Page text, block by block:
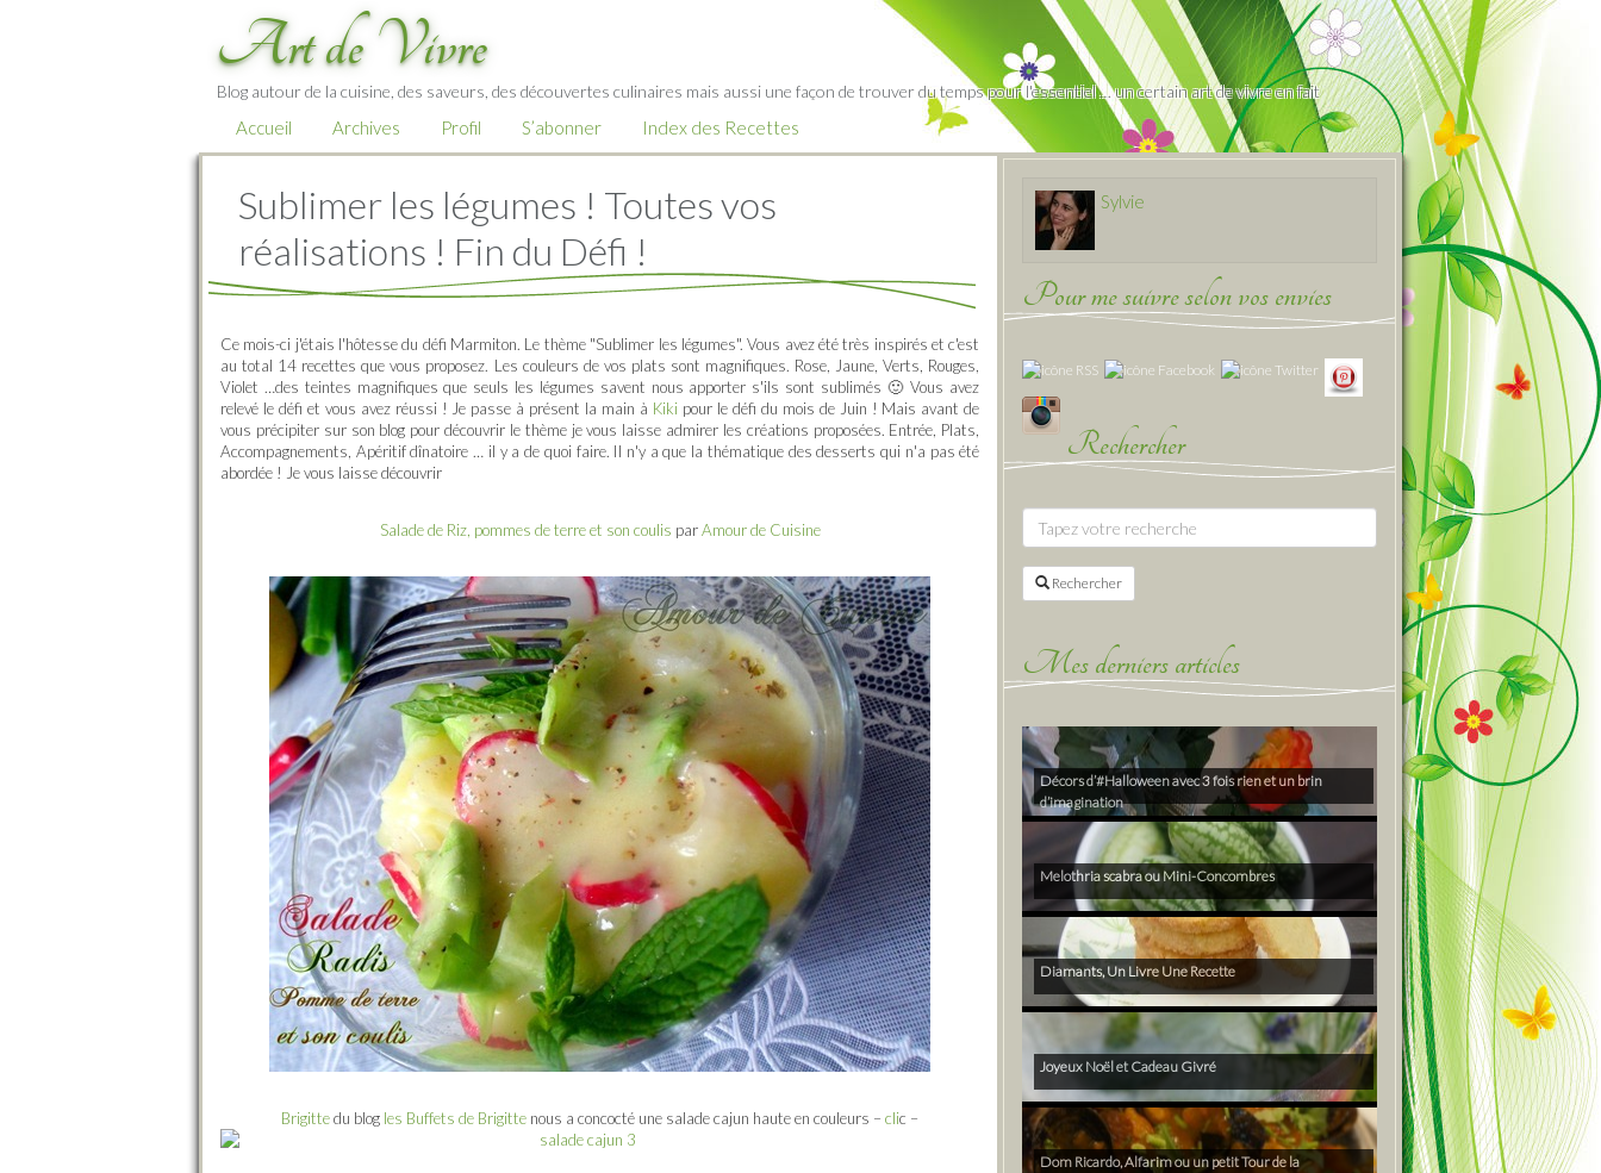
Art de Vivre
Blog autour de la cuisine, des saveurs, des découvertes culinaires mais aussi une façon de trouver du temps pour l'essentiel … un certain art de vivre en fait
Accueil Archives Profil S’abonner Index des Recettes
Sublimer les légumes ! Toutes vos
réalisations ! Fin du Défi !
Ce mois-ci j'étais l'hôtesse du défi Marmiton. Le thème "Sublimer les légumes". Vous avez été très inspirés et c'est
au total 14 recettes que vous proposez. Les couleurs de vos plats sont magnifiques. Rose, Jaune, Verts, Rouges,
Violet …des teintes magnifiques que seuls les légumes savent nous apporter s'ils sont sublimés 🙂 Vous avez
relevé le défi et vous avez réussi ! Je passe à présent la main à Kiki pour le défi du mois de Juin ! Mais avant de
vous précipiter sur son blog pour découvrir le thème je vous laisse admirer les créations proposées. Entrée, Plats,
Accompagnements, Apéritif dînatoire … il y a de quoi faire. Il n'y a que la thématique des desserts qui n'a pas été
abordée ! Je vous laisse découvrir
Salade de Riz, pommes de terre et son coulis parAmour de Cuisine
Brigittedu blog les Buffets de Brigitte nous a concocté une salade cajun haute en couleurs –clic –
Sylvie
Pour me suivre selon vos envies
Rechercher
Rechercher
Mes derniers articles
Décors d’#Halloween avec 3 fois rien et un brin
d’imagination
Melothria scabra ou Mini-Concombres
Diamants, Un Livre Une Recette
Joyeux Noël et Cadeau Givré
Dom Ricardo, Alfarim ou un petit Tour de la